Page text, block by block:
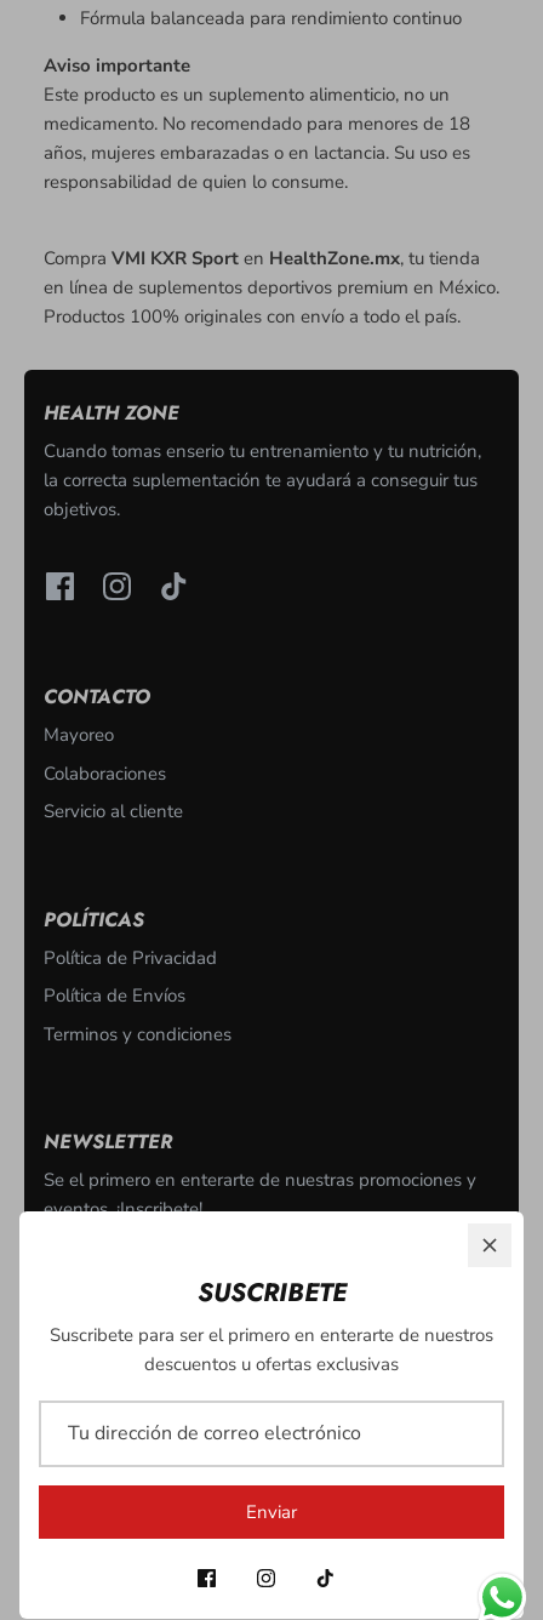
Fórmula balanceada para rendimiento continuo
Aviso importante
Este producto es un suplemento alimenticio, no un
medicamento. No recomendado para menores de 18
años, mujeres embarazadas o en lactancia. Su uso es
responsabilidad de quien lo consume.
Compra VMI KXR Sport en HealthZone.mx, tu tienda
en línea de suplementos deportivos premium en México.
Productos 100% originales con envío a todo el país.
HEALTH ZONE
Cuando tomas enserio tu entrenamiento y tu nutrición,
la correcta suplementación te ayudará a conseguir tus
objetivos.
CONTACTO
Mayoreo
Colaboraciones
Servicio al cliente
POLÍTICAS
Política de Privacidad
Política de Envíos
Terminos y condiciones
NEWSLETTER
Se el primero en enterarte de nuestras promociones y
eventos. ¡Inscribete!
SUSCRIBETE
Suscribete para ser el primero en enterarte de nuestros
descuentos u ofertas exclusivas
Enviar